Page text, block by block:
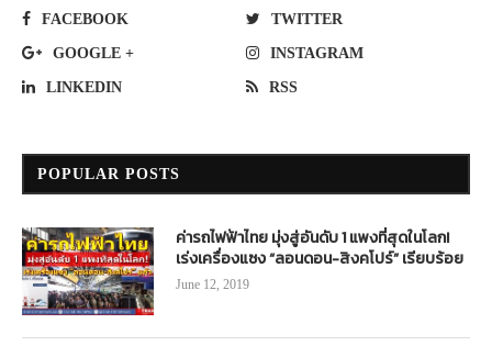
FACEBOOK TWITTER
GOOGLE + INSTAGRAM
LINKEDIN RSS
POPULAR POSTS
ค่ารถไฟฟ้าไทย มุ่งสู่อันดับ 1 แพงที่สุดในโลก!
เร่งเครื่องแซง “ลอนดอน-สิงคโปร์” เรียบร้อย
June 12, 2019